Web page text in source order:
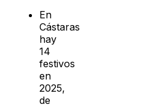
En
Cástaras
hay
14
festivos
en
2025,
de